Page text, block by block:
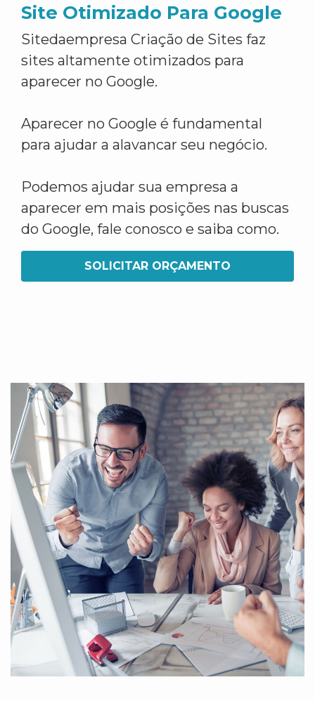
Site Otimizado Para Google
Sitedaempresa Criação de Sites faz
sites altamente otimizados para
aparecer no Google.
Aparecer no Google é fundamental
para ajudar a alavancar seu negócio.
Podemos ajudar sua empresa a
aparecer em mais posições nas buscas
do Google, fale conosco e saiba como.
SOLICITAR ORÇAMENTO